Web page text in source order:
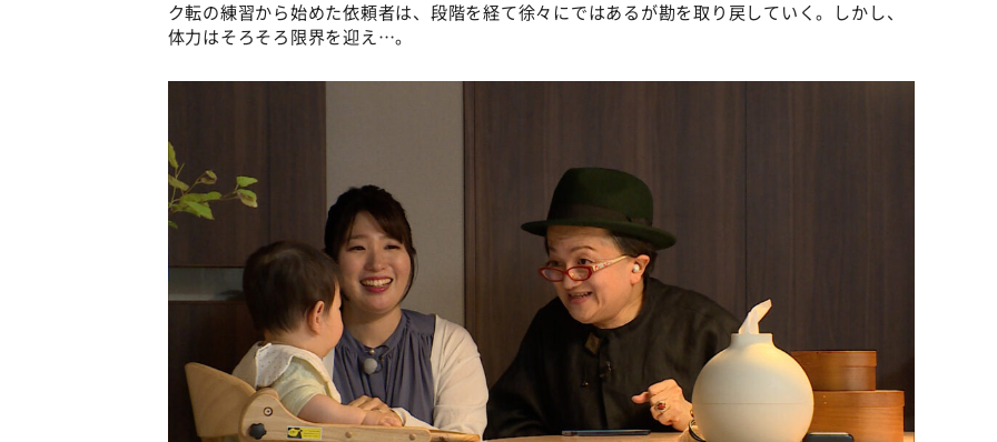
ク転の練習から始めた依頼者は、段階を経て徐々にではあるが勘を取り戻していく。しかし、
体力はそろそろ限界を迎え…。